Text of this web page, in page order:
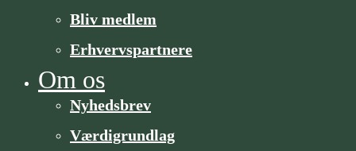
Bliv medlem
Erhvervspartnere
Om os
Nyhedsbrev
Værdigrundlag